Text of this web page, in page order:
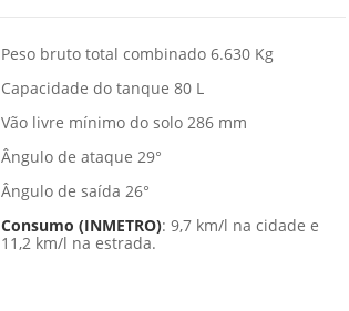
Peso bruto total combinado 6.630 Kg
Capacidade do tanque 80 L
Vão livre mínimo do solo 286 mm
Ângulo de ataque 29°
Ângulo de saída 26°
Consumo (INMETRO): 9,7 km/l na cidade e
11,2 km/l na estrada.